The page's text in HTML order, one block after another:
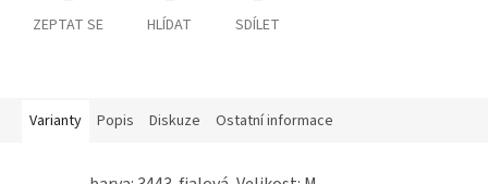
ZEPTAT SE HLÍDAT SDÍLET
Varianty Popis Diskuze Ostatní informace